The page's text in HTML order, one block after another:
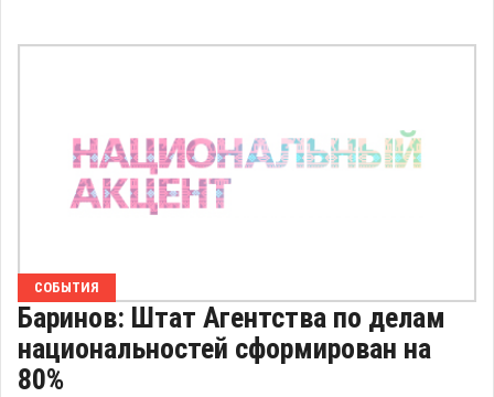
СОБЫТИЯ
Баринов: Штат Агентства по делам
национальностей сформирован на
80%